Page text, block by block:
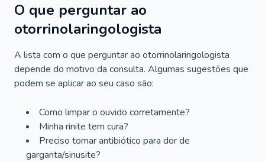
O que perguntar ao
otorrinolaringologista
A lista com o que perguntar ao otorrinolaringologista
depende do motivo da consulta. Algumas sugestões que
podem se aplicar ao seu caso são:
Como limpar o ouvido corretamente?
Minha rinite tem cura?
Preciso tomar antibiótico para dor de
garganta/sinusite?